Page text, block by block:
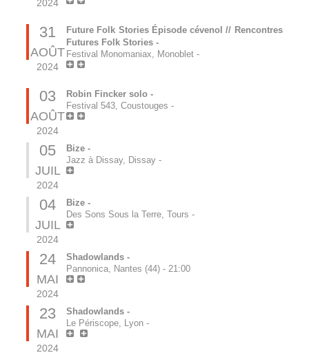
2024
31
AOÛT
2024
Future Folk Stories Épisode cévenol // Rencontres
Futures Folk Stories -
Festival Monomaniax, Monoblet -
03
AOÛT
2024
Robin Fincker solo -
Festival 543, Coustouges -
05
JUIL
2024
Bize -
Jazz à Dissay, Dissay -
04
JUIL
2024
Bize -
Des Sons Sous la Terre, Tours -
24
MAI
2024
Shadowlands -
Pannonica, Nantes (44) - 21:00
23
MAI
2024
Shadowlands -
Le Périscope, Lyon -